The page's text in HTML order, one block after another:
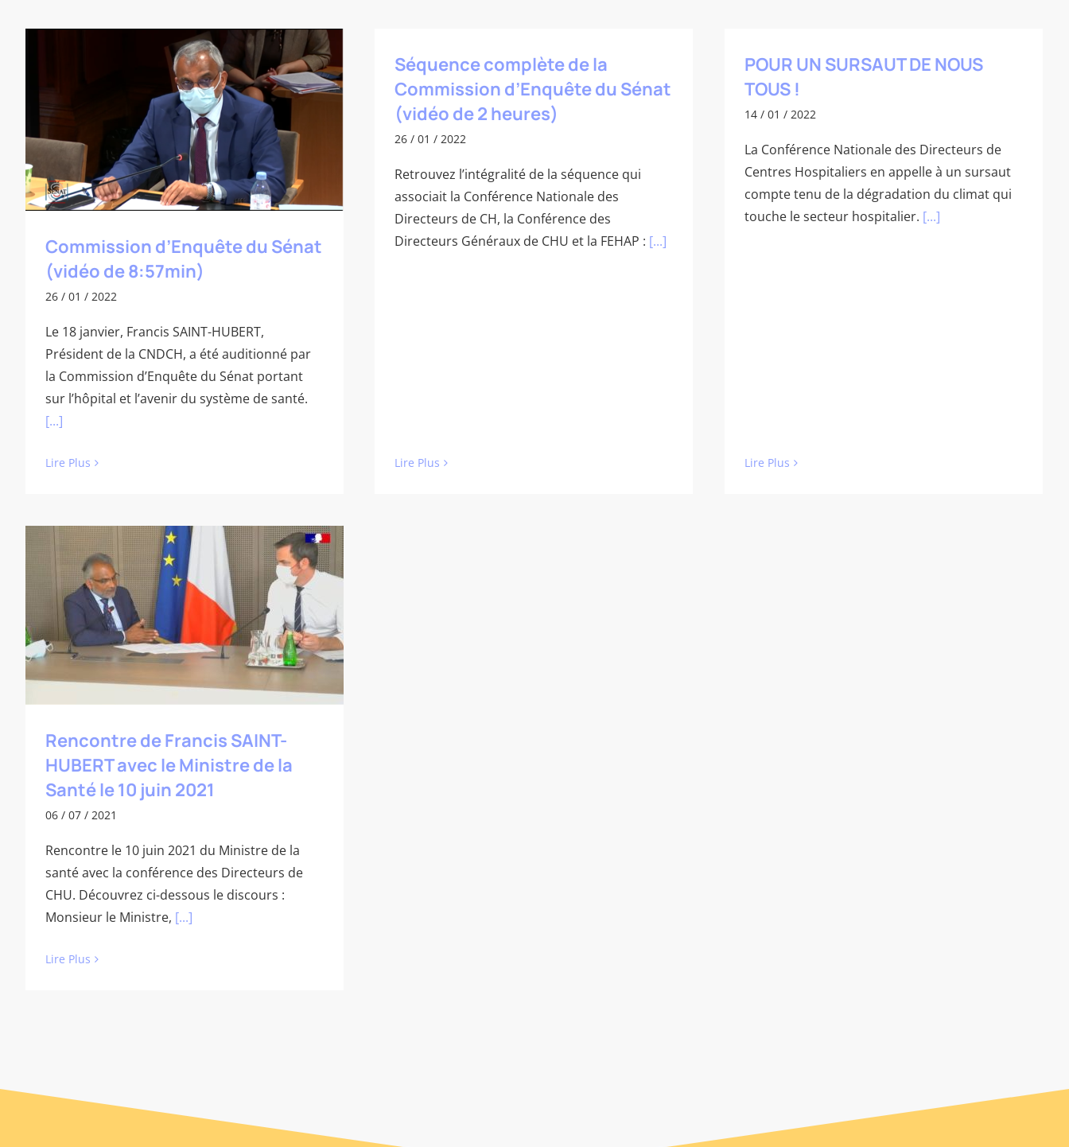
Commission d’Enquête du Sénat
(vidéo de 8:57min)
Commission d’Enquête du Sénat
(vidéo de 8:57min)
26 / 01 / 2022
Le 18 janvier, Francis SAINT-HUBERT,
Président de la CNDCH, a été auditionné par
la Commission d’Enquête du Sénat portant
sur l’hôpital et l’avenir du système de santé.
[...]
Lire Plus
Séquence complète de la
Commission d’Enquête du Sénat
(vidéo de 2 heures)
26 / 01 / 2022
Retrouvez l’intégralité de la séquence qui
associait la Conférence Nationale des
Directeurs de CH, la Conférence des
Directeurs Généraux de CHU et la FEHAP : [...]
Lire Plus
POUR UN SURSAUT DE NOUS
TOUS !
14 / 01 / 2022
La Conférence Nationale des Directeurs de
Centres Hospitaliers en appelle à un sursaut
compte tenu de la dégradation du climat qui
touche le secteur hospitalier. [...]
Lire Plus
Rencontre de Francis SAINT-HUBERT
avec le Ministre de la Santé le 10 juin
2021
Rencontre de Francis SAINT-
HUBERT avec le Ministre de la
Santé le 10 juin 2021
06 / 07 / 2021
Rencontre le 10 juin 2021 du Ministre de la
santé avec la conférence des Directeurs de
CHU. Découvrez ci-dessous le discours :
Monsieur le Ministre, [...]
Lire Plus